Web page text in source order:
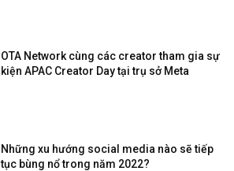
OTA Network cùng các creator tham gia sự
kiện APAC Creator Day tại trụ sở Meta
Những xu hướng social media nào sẽ tiếp
tục bùng nổ trong năm 2022?